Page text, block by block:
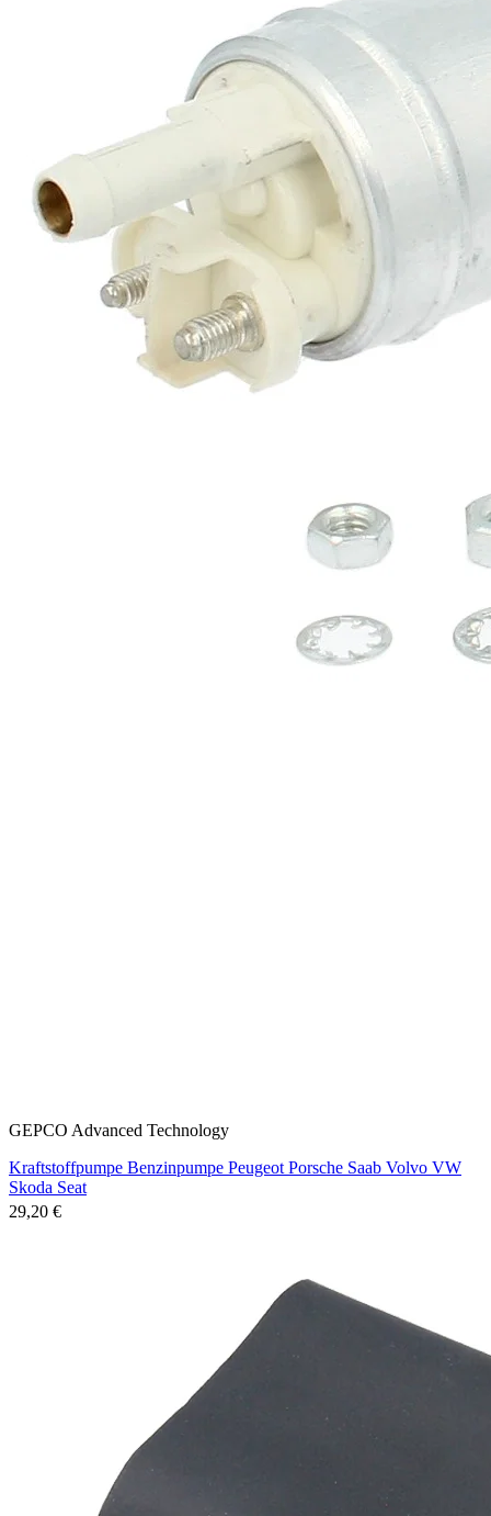
GEPCO Advanced Technology
Kraftstoffpumpe Benzinpumpe Peugeot Porsche Saab Volvo VW
Skoda Seat
29,20 €